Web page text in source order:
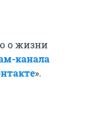
о жизни
канала
».